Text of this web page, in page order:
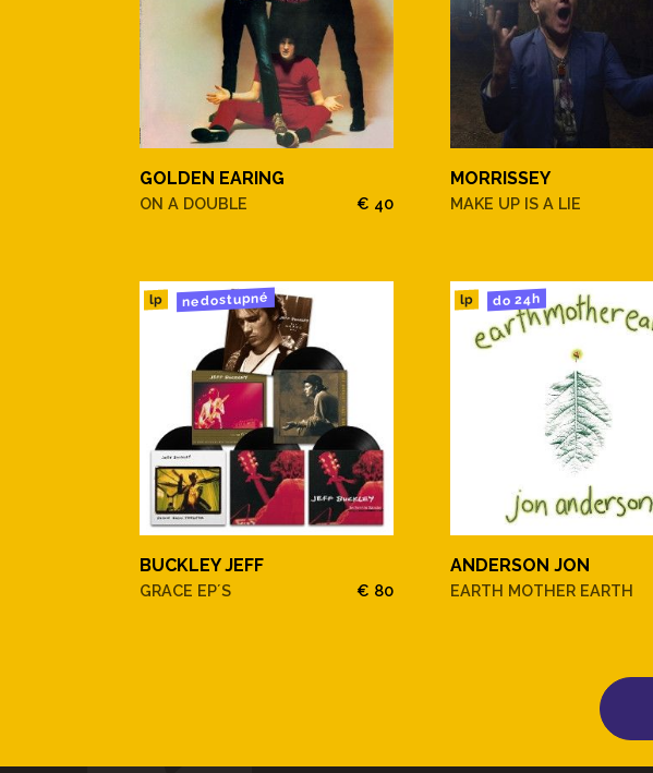
GOLDEN EARING
ON A DOUBLE € 40
MORRISSEY
MAKE UP IS A LIE
lp nedostupné
BUCKLEY JEFF
GRACE EP´S € 80
lp do 24h
ANDERSON JON
EARTH MOTHER EARTH